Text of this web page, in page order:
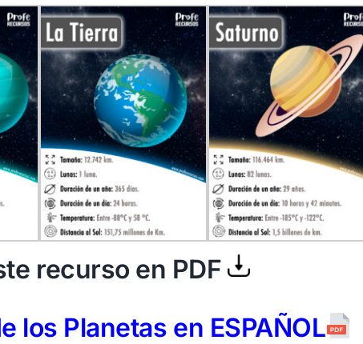
recurso en PDF
los Planetas en ESPAÑOL